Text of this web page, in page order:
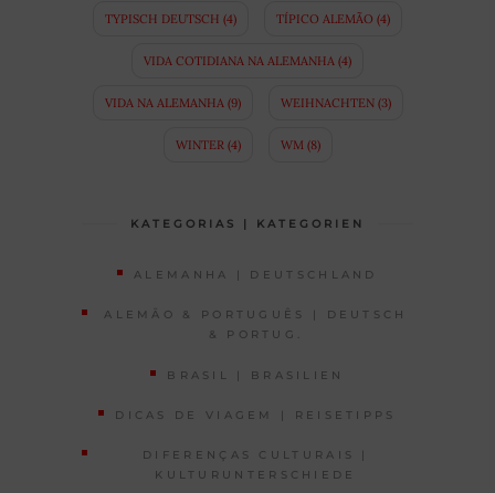
TYPISCH DEUTSCH (4) TÍPICO ALEMÃO (4)
VIDA COTIDIANA NA ALEMANHA (4)
VIDA NA ALEMANHA (9) WEIHNACHTEN(3)
WINTER (4) WM (8)
KATEGORIAS | KATEGORIEN
ALEMANHA | DEUTSCHLAND
ALEMÃO & PORTUGUÊS | DEUTSCH
& PORTUG.
BRASIL | BRASILIEN
DICAS DE VIAGEM | REISETIPPS
DIFERENÇAS CULTURAIS |
KULTURUNTERSCHIEDE